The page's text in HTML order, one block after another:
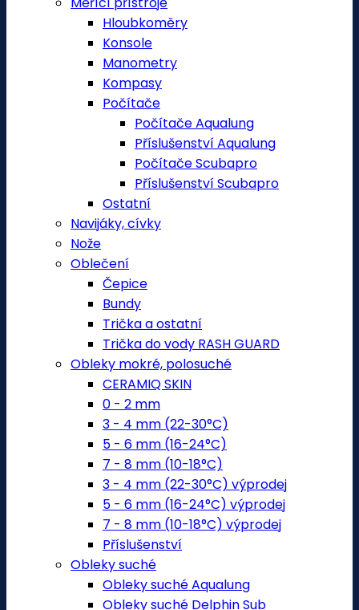
Hloubkoměry
Konsole
Manometry
Kompasy
Počítače
Počítače Aqualung
Příslušenství Aqualung
Počítače Scubapro
Příslušenství Scubapro
Ostatní
Navijáky, cívky
Nože
Oblečení
Čepice
Bundy
Trička a ostatní
Trička do vody RASH GUARD
Obleky mokré, polosuché
CERAMIQ SKIN
0 - 2 mm
3 - 4 mm (22-30°C)
5 - 6 mm (16-24°C)
7 - 8 mm (10-18°C)
3 - 4 mm (22-30°C) výprodej
5 - 6 mm (16-24°C) výprodej
7 - 8 mm (10-18°C) výprodej
Příslušenství
Obleky suché
Obleky suché Aqualung
Obleky suché Delphin Sub